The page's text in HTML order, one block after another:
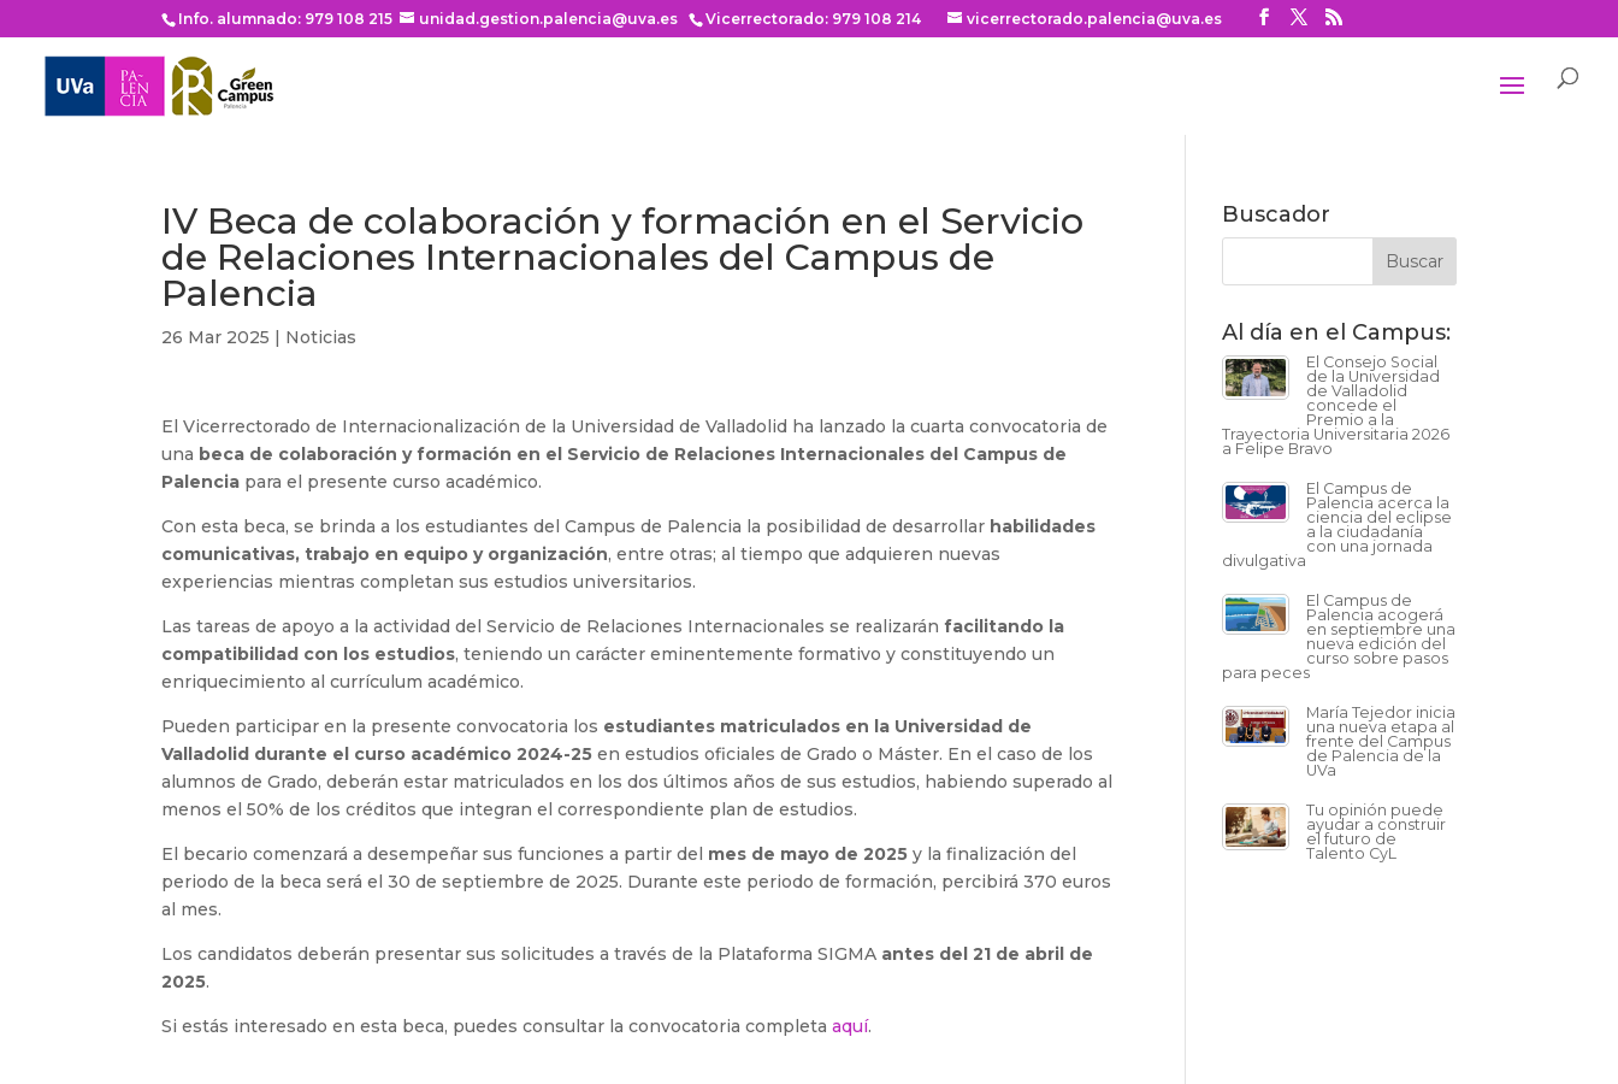
Info. alumnado: 979 108 215 unidad.gestion.palencia@uva.es Vicerrectorado: 979 108 214 vicerrectorado.palencia@uva.es
IV Beca de colaboración y formación en el Servicio
de Relaciones Internacionales del Campus de
Palencia
26 Mar 2025 | Noticias
El Vicerrectorado de Internacionalización de la Universidad de Valladolid ha lanzado la cuarta convocatoria de
una beca de colaboración y formación en el Servicio de Relaciones Internacionales del Campus de
Palencia para el presente curso académico.
Con esta beca, se brinda a los estudiantes del Campus de Palencia la posibilidad de desarrollar habilidades
comunicativas, trabajo en equipo y organización, entre otras; al tiempo que adquieren nuevas
experiencias mientras completan sus estudios universitarios.
Las tareas de apoyo a la actividad del Servicio de Relaciones Internacionales se realizaránfacilitando la
compatibilidad con los estudios, teniendo un carácter eminentemente formativo y constituyendo un
enriquecimiento al currículum académico.
Pueden participar en la presente convocatoria los estudiantes matriculados en la Universidad de
Valladolid durante el curso académico 2024-25 en estudios oficiales de Grado o Máster. En el caso de los
alumnos de Grado, deberán estar matriculados en los dos últimos años de sus estudios, habiendo superado al
menos el 50% de los créditos que integran el correspondiente plan de estudios.
El becario comenzará a desempeñar sus funciones a partir del mes de mayo de 2025 y la finalización del
periodo de la beca será el 30 de septiembre de 2025. Durante este periodo de formación, percibirá 370 euros
al mes.
Los candidatos deberán presentar sus solicitudes a través de la Plataforma SIGMA antes del 21 de abril de
2025.
Si estás interesado en esta beca, puedes consultar la convocatoria completaaquí.
Buscador
Al día en el Campus:
El Consejo Social
de la Universidad
de Valladolid
concede el
Premio a la
Trayectoria Universitaria 2026
a Felipe Bravo
El Campus de
Palencia acerca la
ciencia del eclipse
a la ciudadanía
con una jornada
divulgativa
El Campus de
Palencia acogerá
en septiembre una
nueva edición del
curso sobre pasos
para peces
María Tejedor inicia
una nueva etapa al
frente del Campus
de Palencia de la
UVa
Tu opinión puede
ayudar a construir
el futuro de
Talento CyL